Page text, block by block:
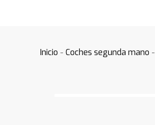
Inicio -Coches segunda mano